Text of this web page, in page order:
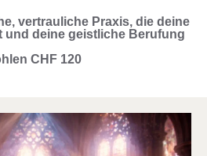
vertrauliche Praxis, die deine
und deine geistliche Berufung
CHF 120